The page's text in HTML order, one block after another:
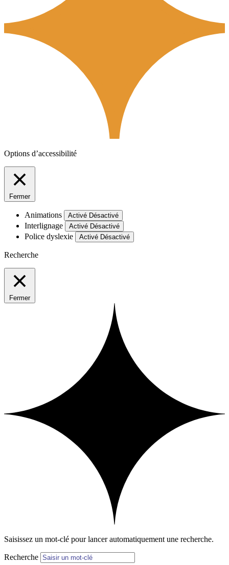
Options d’accessibilité
Fermer
Animations Activé Désactivé
Interlignage Activé Désactivé
Police dyslexie Activé Désactivé
Recherche
Fermer
Saisissez un mot-clé pour lancer automatiquement une recherche.
Recherche